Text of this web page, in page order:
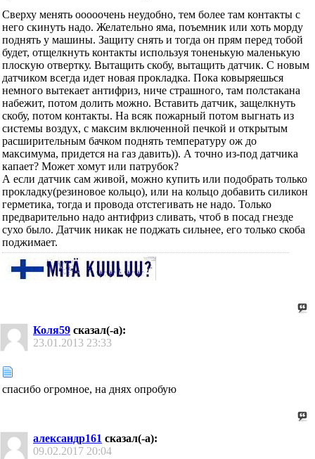
Сверху менять ооооочень неудобно, тем более там контакты с
него скинуть надо. Желательно яма, поъемник или хоть морду
поднять у машины. Защиту снять и тогда он прям перед тобой
будет, отщелкнуть контакты используя тоненькую маленькую
плоскую отвертку. Вытащить скобу, вытащить датчик. С новым
датчиком всегда идет новая прокладка. Пока ковыряешься
немного вытекает антифриз, ниче страшного, там полстакана
набежит, потом долить можно. Вставить датчик, защелкнуть
скобу, потом контакты. На всяк пожарный потом выгнать из
системы воздух, с максим включенной печкой и открытым
расширительным бачком поднять температуру ож до
максимума, придется на газ давить)). А точно из-под датчика
капает? Может хомут или патрубок?
А если датчик сам живой, можно купить или подобрать только
прокладку(резиновое кольцо), или на кольцо добавить силикон
герметика, тогда и провода отстегивать не надо. Только
предварительно надо антифриз сливать, чтоб в посад гнезде
сухо было. Датчик никак не поджать сильнее, его только скоба
поджимает.
Коля59 сказал(-а):
23.01.2013 23:33
спасибо огромное, на днях опробую
александр161 сказал(-а):
09.02.2017 20:04